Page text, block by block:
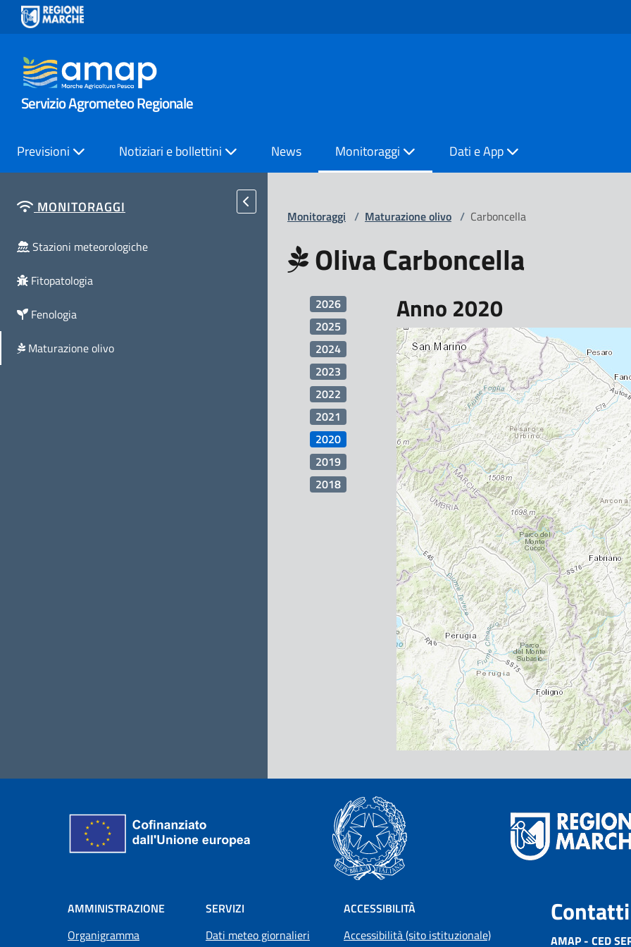
Servizio Agrometeo Regionale
Previsioni Notiziari e bollettini News Monitoraggi Dati e App
MONITORAGGI
Stazioni meteorologiche
Fitopatologia
Fenologia
Maturazione olivo
Monitoraggi / Maturazione olivo / Carboncella
Oliva Carboncella
2026
2025
2024
2023
2022
2021
2020
2019
2018
Anno 2020
AMMINISTRAZIONE
Organigramma
SERVIZI
Dati meteo giornalieri
ACCESSIBILITÀ
Accessibilità (sito istituzionale)
Contatti
AMAP - CED